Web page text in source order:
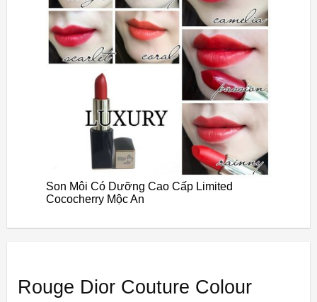
Son Môi Có Dưỡng Cao Cấp Limited
Cococherry Mộc An
Rouge Dior Couture Colour